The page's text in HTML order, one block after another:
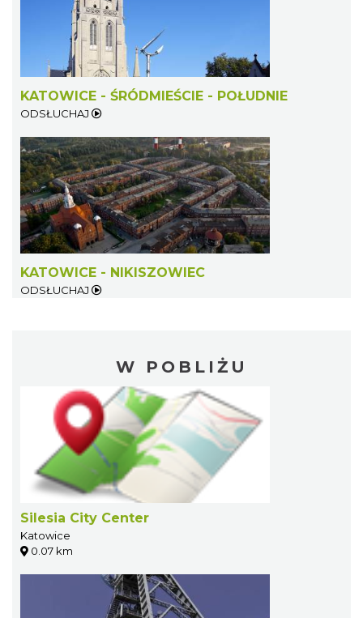
KATOWICE - ŚRÓDMIEŚCIE - POŁUDNIE
ODSŁUCHAJ
KATOWICE - NIKISZOWIEC
ODSŁUCHAJ
W POBLIŻU
Silesia City Center
Katowice
0.07 km